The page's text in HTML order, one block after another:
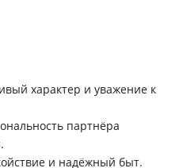
характер и уважение к
партнёра
и надёжный быт.